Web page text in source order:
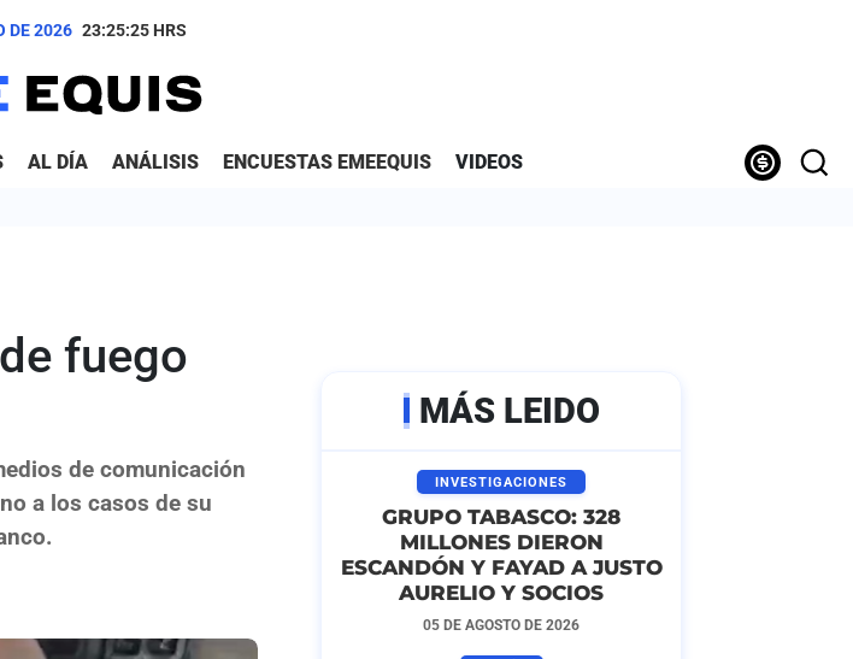
DE 2026 23:25:26 HRS
AL DÍA ANÁLISIS ENCUESTAS EMEEQUIS VIDEOS
fuego
de comunicación
a los casos de su
MÁS LEIDO
INVESTIGACIONES
GRUPO TABASCO: 328
MILLONES DIERON
ESCANDÓN Y FAYAD A JUSTO
AURELIO Y SOCIOS
05 DE AGOSTO DE 2026